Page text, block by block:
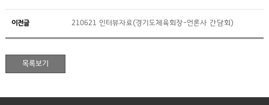
이전글 210621 인터뷰자료(경기도체육회장-언론사 간담회)